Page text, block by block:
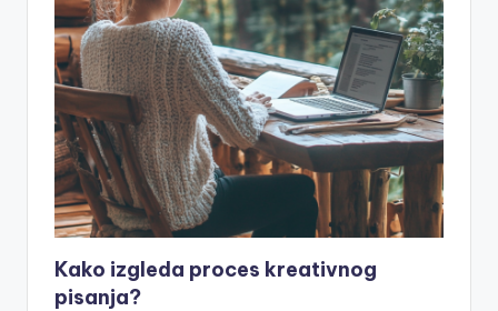
Kako izgleda proces kreativnog
pisanja?